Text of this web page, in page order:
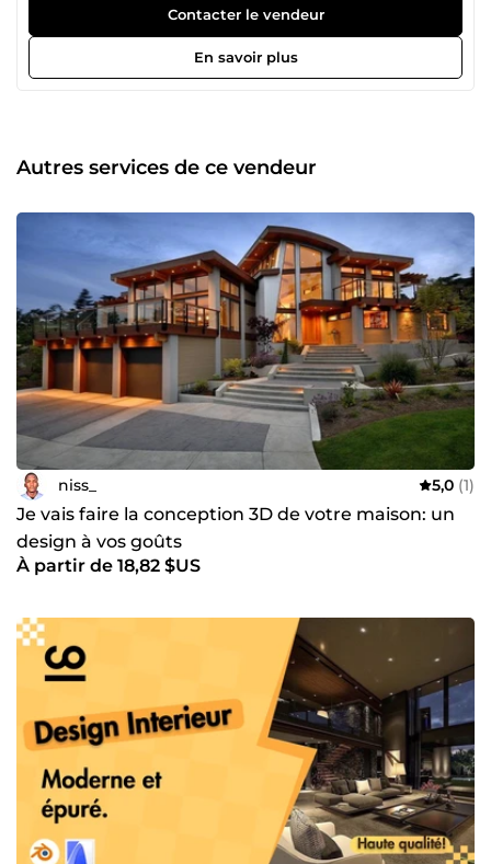
livrer un rendu visuel professionnel, compatible mobile et
ordinateur. Je suis à l’écoute de vos besoins pour
transformer vos idées en projets immersifs. ➤ Scène 3D
personnalisée, ➤ intégration web, ➤ rendu interactif ou
Contacter le vendeur
En savoir plus
Autres services de ce vendeur
niss_ 5,0 (1)
Je vais faire la conception 3D de votre maison: un
design à vos goûts
À partir de 18,82 $US